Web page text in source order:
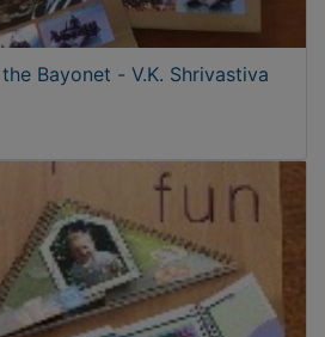
Bayonet - V.K. Shrivastiva